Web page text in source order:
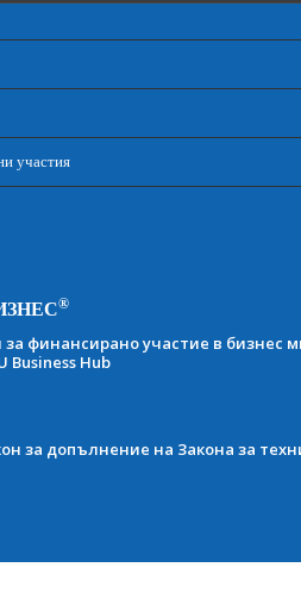
участия
®
финансирано участие в бизнес
Business Hub
за допълнение на Закона за